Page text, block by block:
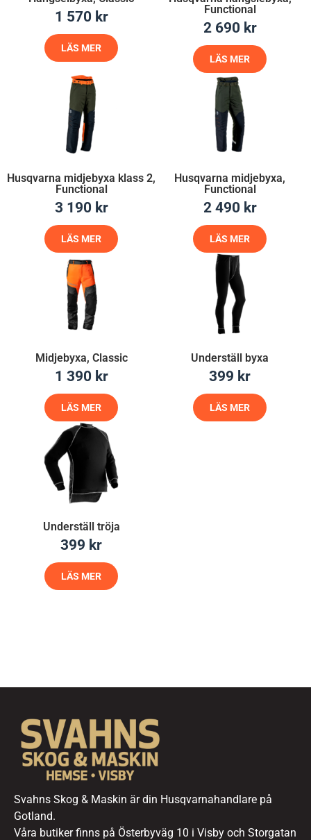
1 570 kr
LÄS MER
Functional
2 690 kr
LÄS MER
Husqvarna midjebyxa klass 2,
Functional
3 190 kr
LÄS MER
Husqvarna midjebyxa,
Functional
2 490 kr
LÄS MER
Midjebyxa, Classic
1 390 kr
LÄS MER
Underställ byxa
399 kr
LÄS MER
Underställ tröja
399 kr
LÄS MER
Svahns Skog & Maskin är din Husqvarnahandlare på
Gotland.
Våra butiker finns på Österbyväg 10 i Visby och Storgatan